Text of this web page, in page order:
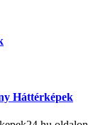
Háttérképek